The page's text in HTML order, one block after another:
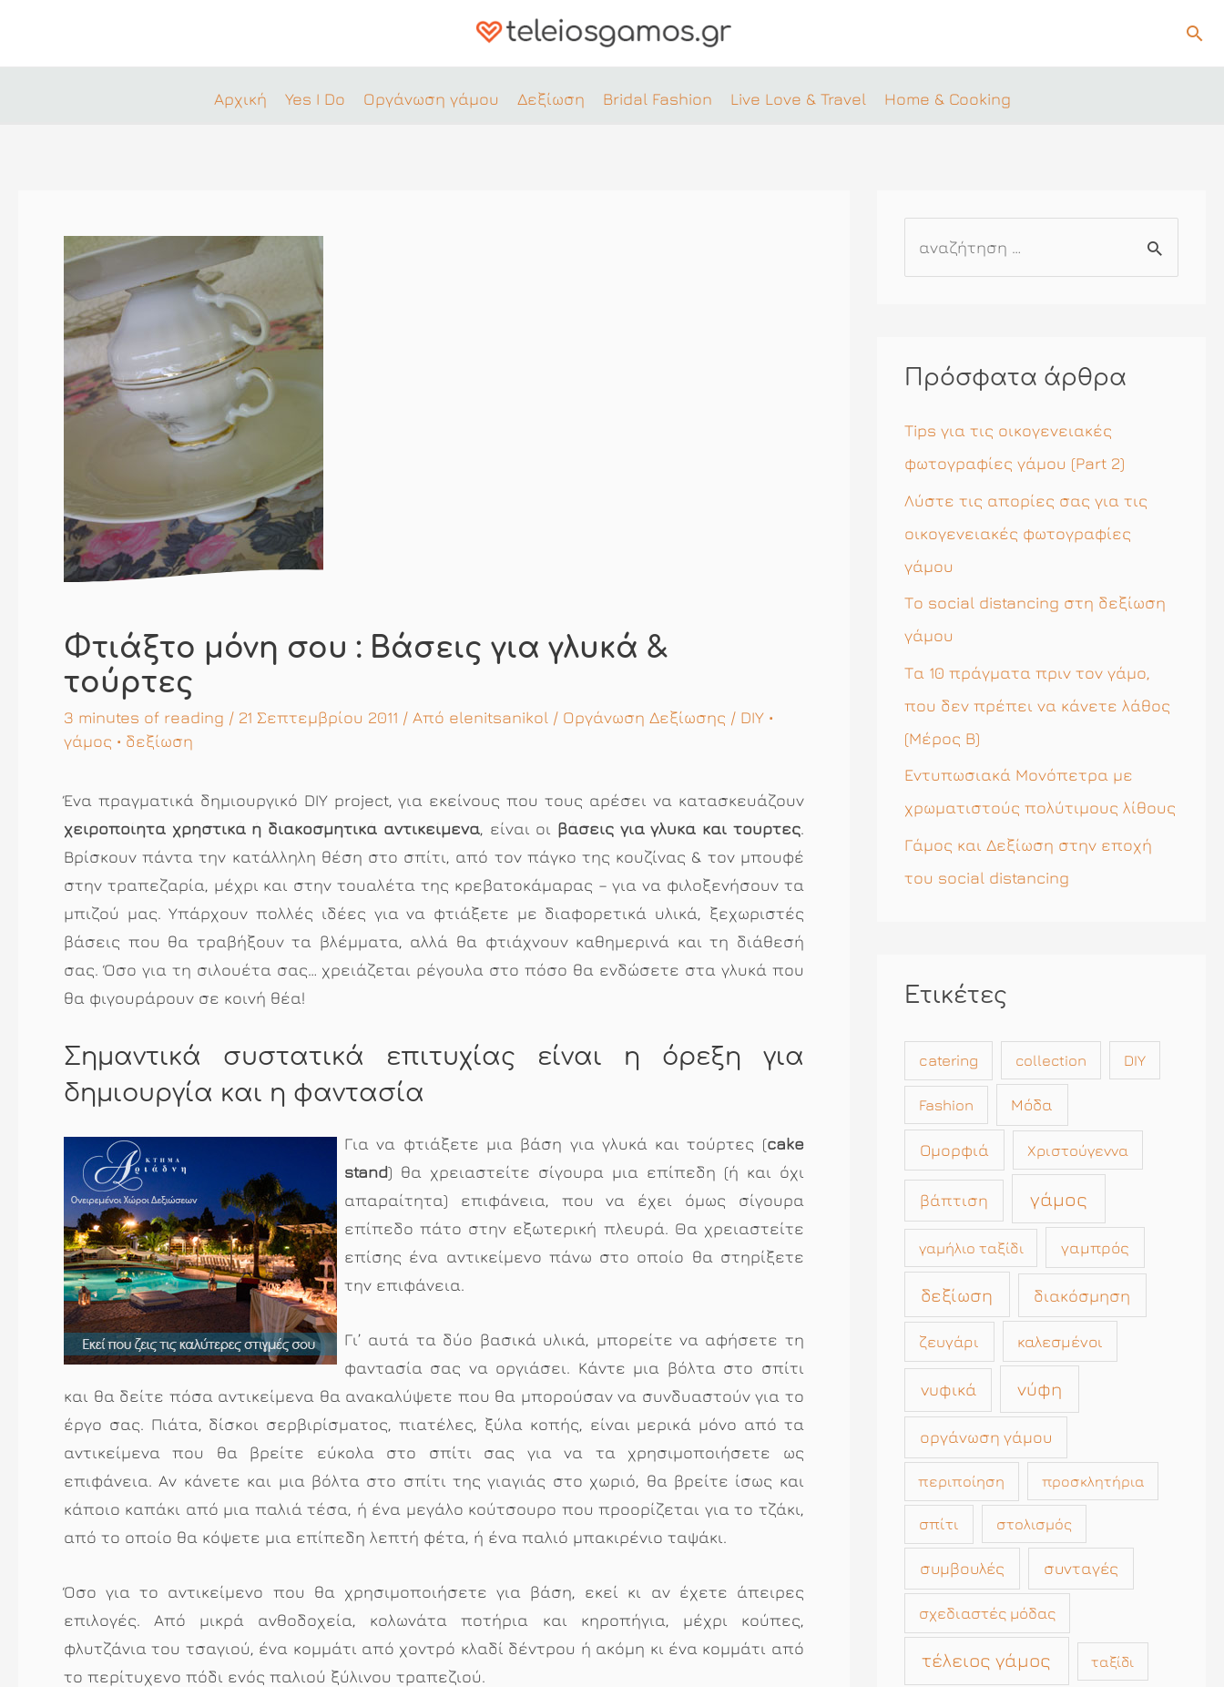
περιεχόμενο
Αρχική Yes I Do Οργάνωση γάμου Δεξίωση Bridal Fashion Live Love & Travel Home & Cooking
Φτιάξτο μόνη σου : Βάσεις για γλυκά &
τούρτες
3 minutes of reading / 21 Σεπτεμβρίου 2011 / Από elenitsanikol / Οργάνωση Δεξίωσης / DIY •
γάμος • δεξίωση
Ένα πραγματικά δημιουργικό DIY project, για εκείνους που τους αρέσει να κατασκευάζουν
χειροποίητα χρηστικά ή διακοσμητικά αντικείμενα, είναι οι βάσεις για γλυκά και τούρτες.
Βρίσκουν πάντα την κατάλληλη θέση στο σπίτι, από τον πάγκο της κουζίνας & τον μπουφέ
στην τραπεζαρία, μέχρι και στην τουαλέτα της κρεβατοκάμαρας – για να φιλοξενήσουν τα
μπιζού μας. Υπάρχουν πολλές ιδέες για να φτιάξετε με διαφορετικά υλικά, ξεχωριστές
βάσεις που θα τραβήξουν τα βλέμματα, αλλά θα φτιάχνουν καθημερινά και τη διάθεσή
σας. Όσο για τη σιλουέτα σας… χρειάζεται ρέγουλα στο πόσο θα ενδώσετε στα γλυκά που
θα φιγουράρουν σε κοινή θέα!
Σημαντικά συστατικά επιτυχίας είναι η όρεξη για
δημιουργία και η φαντασία
Για να φτιάξετε μια βάση για γλυκά και τούρτες (cake
stand) θα χρειαστείτε σίγουρα μια επίπεδη (ή και όχι
απαραίτητα) επιφάνεια, που να έχει όμως σίγουρα
επίπεδο πάτο στην εξωτερική πλευρά. Θα χρειαστείτε
επίσης ένα αντικείμενο πάνω στο οποίο θα στηρίξετε
την επιφάνεια.
Γι’ αυτά τα δύο βασικά υλικά, μπορείτε να αφήσετε τη
φαντασία σας να οργιάσει. Κάντε μια βόλτα στο σπίτι
και θα δείτε πόσα αντικείμενα θα ανακαλύψετε που θα μπορούσαν να συνδυαστούν για το
έργο σας. Πιάτα, δίσκοι σερβιρίσματος, πιατέλες, ξύλα κοπής, είναι μερικά μόνο από τα
αντικείμενα που θα βρείτε εύκολα στο σπίτι σας για να τα χρησιμοποιήσετε ως
επιφάνεια. Αν κάνετε και μια βόλτα στο σπίτι της γιαγιάς στο χωριό, θα βρείτε ίσως και
κάποιο καπάκι από μια παλιά τέσα, ή ένα μεγάλο κούτσουρο που προορίζεται για το τζάκι,
από το οποίο θα κόψετε μια επίπεδη λεπτή φέτα, ή ένα παλιό μπακιρένιο ταψάκι.
Όσο για το αντικείμενο που θα χρησιμοποιήσετε για βάση, εκεί κι αν έχετε άπειρες
επιλογές. Από μικρά ανθοδοχεία, κολωνάτα ποτήρια και κηροπήγια, μέχρι κούπες,
φλυτζάνια του τσαγιού, ένα κομμάτι από χοντρό κλαδί δέντρου ή ακόμη κι ένα κομμάτι από
το περίτυχενο πόδι ενός παλιού ξύλινου τραπεζιού.
ή
η
σ
η
γ
ι
α
Πρόσφατα άρθρα
Tips για τις οικογενειακές
φωτογραφίες γάμου (Part 2)
Λύστε τις απορίες σας για τις
οικογενειακές φωτογραφίες
γάμου
Το social distancing στη δεξίωση
γάμου
Τα 10 πράγματα πριν τον γάμο,
που δεν πρέπει να κάνετε λάθος
(Μέρος Β)
Εντυπωσιακά Μονόπετρα με
χρωματιστούς πολύτιμους λίθους
Γάμος και Δεξίωση στην εποχή
του social distancing
Ετικέτες
catering collection DIY
Fashion Μόδα
Ομορφιά Χριστούγεννα
βάπτιση γάμος
γαμήλιο ταξίδι γαμπρός
δεξίωση διακόσμηση
ζευγάρι καλεσμένοι
νυφικά νύφη
οργάνωση γάμου
περιποίηση προσκλητήρια
σπίτι στολισμός
συμβουλές συνταγές
σχεδιαστές μόδας
τέλειος γάμος ταξίδι